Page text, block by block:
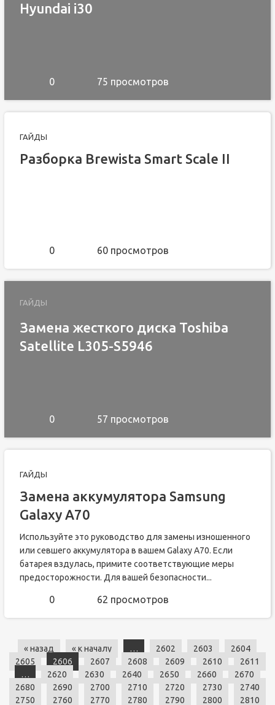
Hyundai i30
0 75 просмотров
ГАЙДЫ
Разборка Brewista Smart Scale II
0 60 просмотров
ГАЙДЫ
Замена жесткого диска Toshiba
Satellite L305-S5946
0 57 просмотров
ГАЙДЫ
Замена аккумулятора Samsung
Galaxy A70
Используйте это руководство для замены изношенного
или севшего аккумулятора в вашем Galaxy A70. Если
батарея вздулась, примите соответствующие меры
предосторожности. Для вашей безопасности...
0 62 просмотров
« назад « к началу … 2602 2603
2604
2605
2606 2607 2608 2609 2610
2611
…
2620 2630 2640 2650 2660
2670
2680
2690 2700 2710 2720 2730
2740
2750
2760 2770 2780 2790 2800
2810